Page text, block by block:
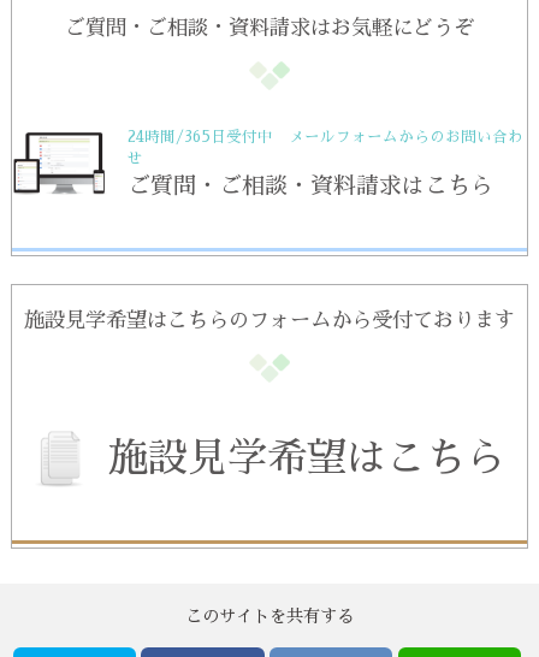
ご質問・ご相談・資料請求はお気軽にどうぞ
24時間/365日受付中 メールフォームからのお問い合わ
せ
ご質問・ご相談・資料請求はこちら
施設見学希望はこちらのフォームから受付ております
施設見学希望はこちら
このサイトを共有する